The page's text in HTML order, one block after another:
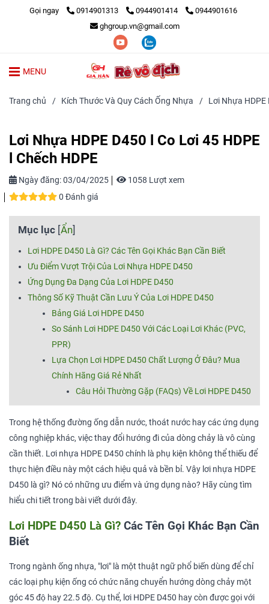
Gọi ngay 0914901313 0944901414
0944901616
ghgroup.vn@gmail.com
MENU
Trang chủ / Kích Thước Và Quy Cách Ống Nhựa / Lơi Nhựa HDPE
Lơi Nhựa HDPE D450 l Co Lơi 45 HDPE
l Chếch HDPE
Ngày đăng:03/04/2025
1058 Lượt xem
0 Đánh giá
Mục lục [Ẩn]
Lơi HDPE D450 Là Gì? Các Tên Gọi Khác Bạn Cần Biết
Ưu Điểm Vượt Trội Của Lơi Nhựa HDPE D450
Ứng Dụng Đa Dạng Của Lơi HDPE D450
Thông Số Kỹ Thuật Cần Lưu Ý Của Lơi HDPE D450
Bảng Giá Lơi HDPE D450
So Sánh Lơi HDPE D450 Với Các Loại Lơi Khác (PVC,
PPR)
Lựa Chọn Lơi HDPE D450 Chất Lượng Ở Đâu? Mua
Chính Hãng Giá Rẻ Nhất
Câu Hỏi Thường Gặp (FAQs) Về Lơi HDPE D450
Trong hệ thống đường ống dẫn nước, thoát nước hay các ứng dụng
công nghiệp khác, việc thay đổi hướng đi của dòng chảy là vô cùng
cần thiết. Lơi nhựa HDPE D450 chính là phụ kiện không thể thiếu để
thực hiện điều này một cách hiệu quả và bền bỉ. Vậy lơi nhựa HDPE
D450 là gì? Nó có những ưu điểm và ứng dụng nào? Hãy cùng tìm
hiểu chi tiết trong bài viết dưới đây.
Lơi HDPE D450 Là Gì? Các Tên Gọi Khác Bạn Cần
Biết
Trong ngành ống nhựa, "lơi" là một thuật ngữ phổ biến dùng để chỉ
các loại phụ kiện ống có chức năng chuyển hướng dòng chảy một
góc 45 độ hay 22.5 độ. Cụ thể, lơi HDPE D450 hay còn được gọi với